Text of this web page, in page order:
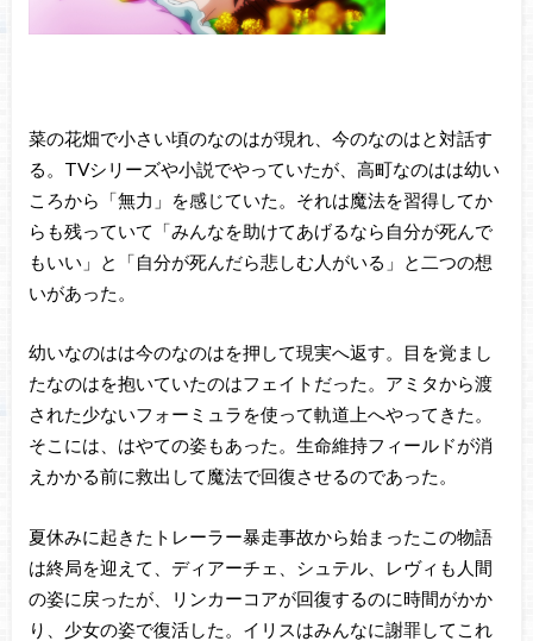
菜の花畑で小さい頃のなのはが現れ、今のなのはと対話す
る。TVシリーズや小説でやっていたが、高町なのはは幼い
ころから「無力」を感じていた。それは魔法を習得してか
らも残っていて「みんなを助けてあげるなら自分が死んで
もいい」と「自分が死んだら悲しむ人がいる」と二つの想
いがあった。
幼いなのはは今のなのはを押して現実へ返す。目を覚まし
たなのはを抱いていたのはフェイトだった。アミタから渡
された少ないフォーミュラを使って軌道上へやってきた。
そこには、はやての姿もあった。生命維持フィールドが消
えかかる前に救出して魔法で回復させるのであった。
夏休みに起きたトレーラー暴走事故から始まったこの物語
は終局を迎えて、ディアーチェ、シュテル、レヴィも人間
の姿に戻ったが、リンカーコアが回復するのに時間がかか
り、少女の姿で復活した。イリスはみんなに謝罪してこれ